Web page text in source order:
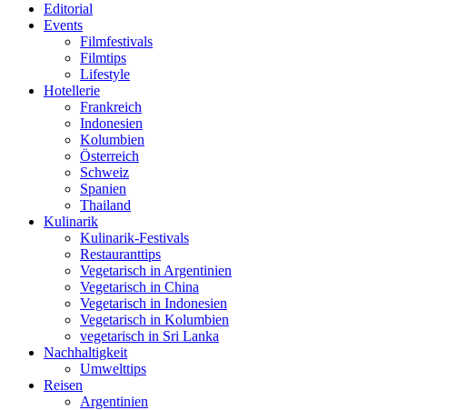
Editorial
Events
Filmfestivals
Filmtips
Lifestyle
Hotellerie
Frankreich
Indonesien
Kolumbien
Österreich
Schweiz
Spanien
Thailand
Kulinarik
Kulinarik-Festivals
Restauranttips
Vegetarisch in Argentinien
Vegetarisch in China
Vegetarisch in Indonesien
Vegetarisch in Kolumbien
vegetarisch in Sri Lanka
Nachhaltigkeit
Umwelttips
Reisen
Argentinien